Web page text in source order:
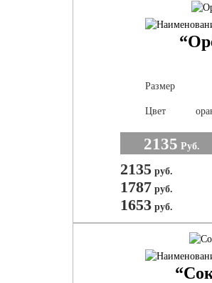
Размер
Цвет
2135 Руб.
2135руб.
1787 руб.
1653руб.